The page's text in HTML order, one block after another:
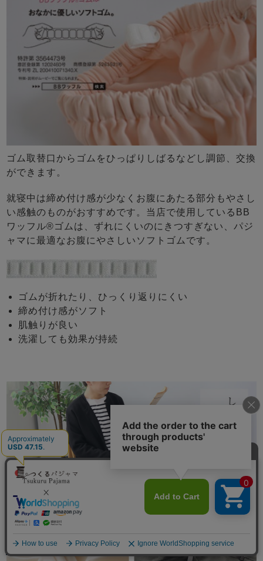
メニュー
ゴム取替口からゴムをひっぱりしばるなどし調節、交換
ができます。
就寝中は締め付け感が少なくお腹にあたる部分もやさし
い感触のものがおすすめです。当店で使用しているBB
ワッフル®ゴムは、ずれにくいのにきつすぎない、パジ
ャマに最適なお腹にやさしいソフトゴムです。
ゴムが折れたり、ひっくり返りにくい
締め付け感がソフト
肌触りが良い
洗濯しても効果が持続